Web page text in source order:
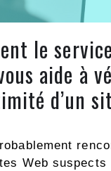
le
aide à
d’un
Web